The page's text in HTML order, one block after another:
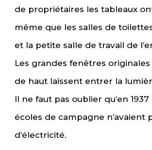
de propriétaires les tableaux
même que les salles de
et la petite salle de travail de
Les grandes fenêtres
de haut laissent entrer la
Il ne faut pas oublier qu’en
écoles de campagne n’avaient
d’électricité.